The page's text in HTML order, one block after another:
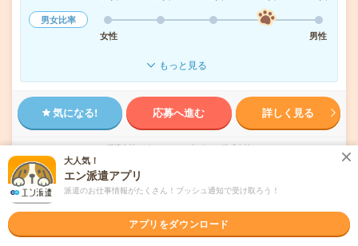
男女比率
女性
男性
もっと見る
気になる! 応募へ進む 詳しく見る
派遣会社 パーソルテンプスタッフ株式会社
未読 掲載日 2026/08/06
1750円＊＼いまどきIT企業で働こう／法人対
大人気！
エン派遣アプリ
派遣のお仕事情報がたくさん！プッシュ通知で受け取ろう！
アプリをダウンロード